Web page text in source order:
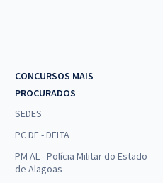
CONCURSOS MAIS
PROCURADOS
SEDES
PC DF - DELTA
PM AL - Polícia Militar do Estado
de Alagoas